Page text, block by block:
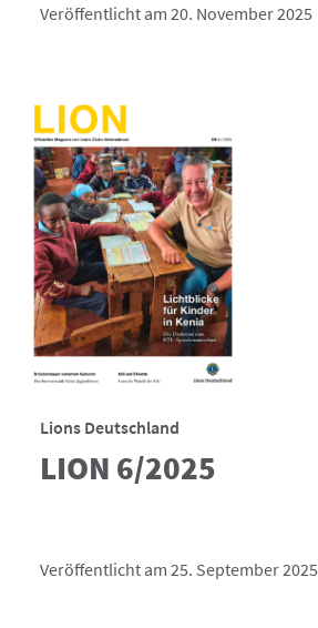
Veröffentlicht am 20. November 2025
Lions Deutschland
LION 6/2025
Veröffentlicht am 25. September 2025